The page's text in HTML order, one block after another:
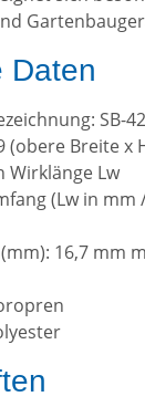
Daten
SB-
(obere Breite x
Wirklänge Lw
(Lw in mm
16,7 mm